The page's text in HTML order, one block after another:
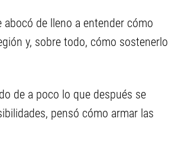
de lleno a entender cómo
y, sobre todo, cómo sostenerlo
de a poco lo que después se
pensó cómo armar las